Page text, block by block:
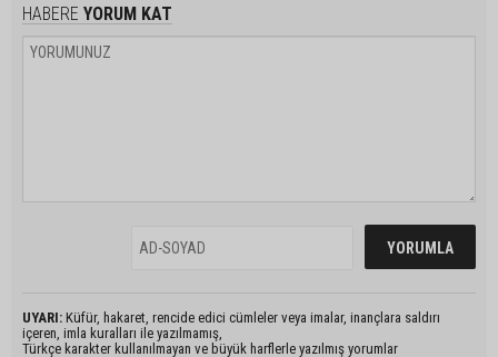
HABERE YORUM KAT
UYARI: Küfür, hakaret, rencide edici cümleler veya imalar, inançlara saldırı
içeren, imla kuralları ile yazılmamış,
Türkçe karakter kullanılmayan ve büyük harflerle yazılmış yorumlar